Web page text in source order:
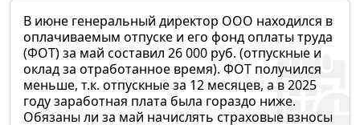
В июне генеральный директор ООО находился в
оплачиваемым отпуске и его фонд оплаты труда
(ФОТ) за май составил 26 000 руб. (отпускные и
оклад за отработанное время). ФОТ получился
меньше, т.к. отпускные за 12 месяцев, а в 2025
году заработная плата была гораздо ниже.
Обязаны ли за май начислять страховые взносы